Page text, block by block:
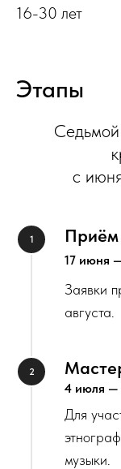
16-30 лет
Этапы
Седьмой
с
Приём
17 июня
Заявки
августа.
4 июля —
Для
музыки.